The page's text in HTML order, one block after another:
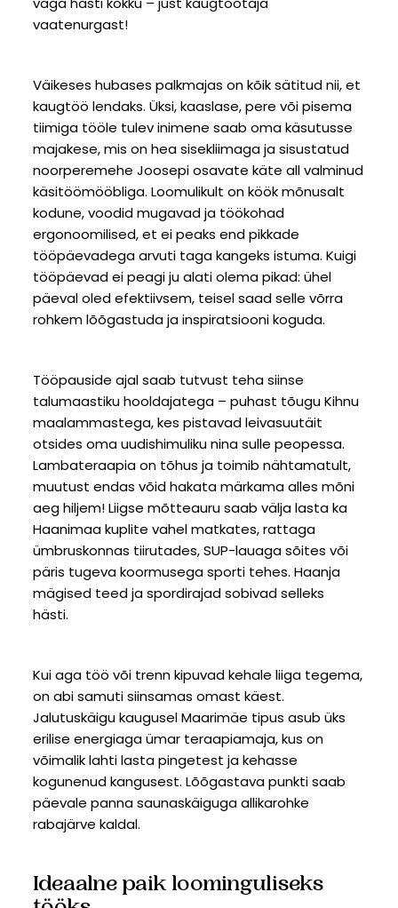
vaatenurgast!
Väikeses hubases palkmajas on kõik sätitud nii, et
kaugtöö lendaks. Üksi, kaaslase, pere või pisema
tiimiga tööle tulev inimene saab oma käsutusse
majakese, mis on hea sisekliimaga ja sisustatud
noorperemehe Joosepi osavate käte all valminud
käsitöömööbliga. Loomulikult on köök mõnusalt
kodune, voodid mugavad ja töökohad
ergonoomilised, et ei peaks end pikkade
tööpäevadega arvuti taga kangeks istuma. Kuigi
tööpäevad ei peagi ju alati olema pikad: ühel
päeval oled efektiivsem, teisel saad selle võrra
rohkem lõõgastuda ja inspiratsiooni koguda.
Tööpauside ajal saab tutvust teha siinse
talumaastiku hooldajatega – puhast tõugu Kihnu
maalammastega, kes pistavad leivasuutäit
otsides oma uudishimuliku nina sulle peopessa.
Lambateraapia on tõhus ja toimib nähtamatult,
muutust endas võid hakata märkama alles mõni
aeg hiljem! Liigse mõtteauru saab välja lasta ka
Haanimaa kuplite vahel matkates, rattaga
ümbruskonnas tiirutades, SUP-lauaga sõites või
päris tugeva koormusega sporti tehes. Haanja
mägised teed ja spordirajad sobivad selleks
hästi.
Kui aga töö või trenn kipuvad kehale liiga tegema,
on abi samuti siinsamas omast käest.
Jalutuskäigu kaugusel Maarimäe tipus asub üks
erilise energiaga ümar teraapiamaja, kus on
võimalik lahti lasta pingetest ja kehasse
kogunenud kangusest. Lõõgastava punkti saab
päevale panna saunaskäiguga allikarohke
rabajärve kaldal.
Ideaalne paik loominguliseks